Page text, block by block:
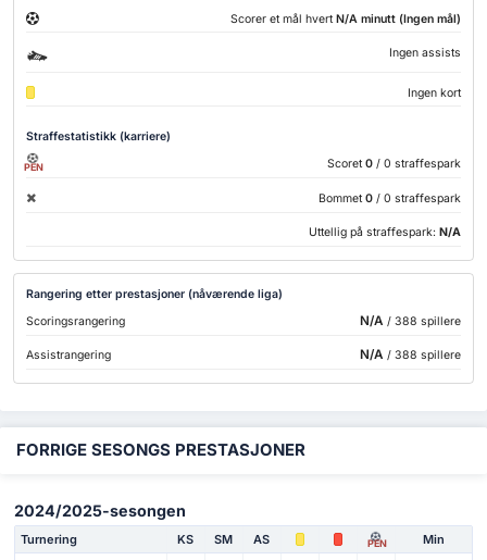
Scorer et mål hvert N/A minutt (Ingen mål)
Ingen assists
Ingen kort
Straffestatistikk (karriere)
PEN Scoret 0 / 0 straffespark
Bommet 0 / 0 straffespark
Uttellig på straffespark: N/A
Rangering etter prestasjoner (nåværende liga)
Scoringsrangering
N/A / 388 spillere
Assistrangering N/A / 388 spillere
FORRIGE SESONGS PRESTASJONER
2024/2025-sesongen
Turnering KS SM AS PEN Min